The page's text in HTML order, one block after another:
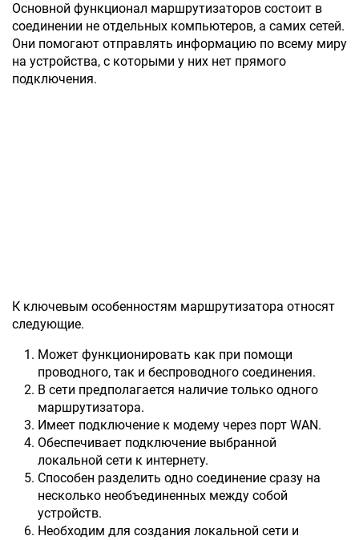
Основной функционал маршрутизаторов состоит в
соединении не отдельных компьютеров, а самих сетей.
Они помогают отправлять информацию по всему миру
на устройства, с которыми у них нет прямого
подключения.
К ключевым особенностям маршрутизатора относят
следующие.
Может функционировать как при помощи
проводного, так и беспроводного соединения.
В сети предполагается наличие только одного
маршрутизатора.
Имеет подключение к модему через порт WAN.
Обеспечивает подключение выбранной
локальной сети к интернету.
Способен разделить одно соединение сразу на
несколько необъединенных между собой
устройств.
Необходим для создания локальной сети и